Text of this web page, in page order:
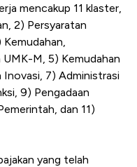
mencakup 11 klaster,
2) Persyaratan
UMK-M, 5) Kemudahan
Inovasi, 7) Administrasi
9) Pengadaan
dan 11)
yang telah